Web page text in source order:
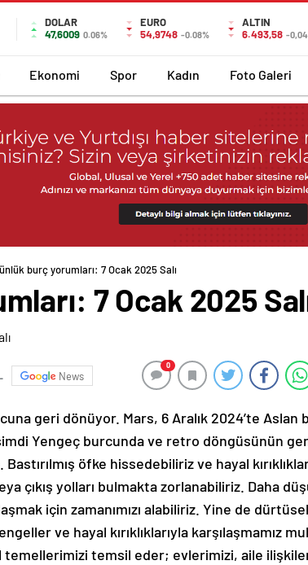
DOLAR
47,6009 0.06%
EURO
54,9748 -0.08%
ALTIN
6.493,58 -0,04
Ekonomi Spor Kadın Foto Galeri
burç yorumları: 7 Ocak 2025 Salı
7 Ocak 2025
News
0
geri dönüyor. Mars, 6 Aralık 2024’te Aslan
Yengeç burcunda ve retro döngüsünün
öfke hissedebiliriz ve hayal
çıkış yolları bulmakta zorlanabiliriz. Daha
için zamanımızı alabiliriz. Yine de
ve hayal kırıklıklarıyla karşılaşmamız
temellerimizi temsil eder; evlerimizi, aile